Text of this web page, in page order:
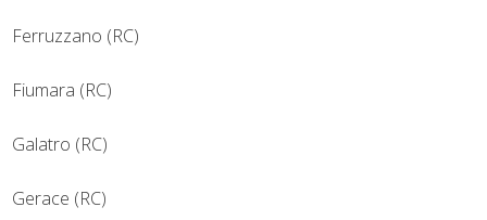
Ferruzzano (RC)
Fiumara (RC)
Galatro (RC)
Gerace (RC)